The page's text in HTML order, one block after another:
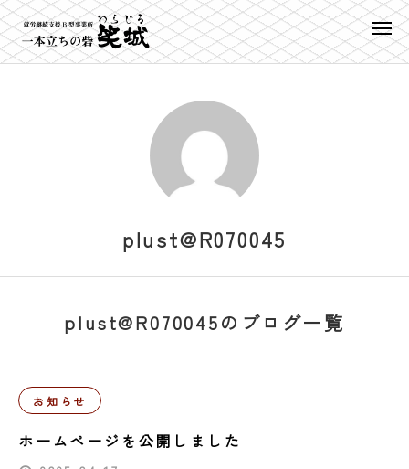
plust@R070045
plust@R070045のブログ一覧
お知らせ
ホームページを公開しました